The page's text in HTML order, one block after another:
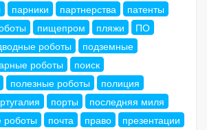
парники партнерства
патенты
пищепром пляжи
ПО
роботы
подземные
роботы
поиск
полезные роботы
полиция
порты
последняя миля
роботы
почта право
презентации